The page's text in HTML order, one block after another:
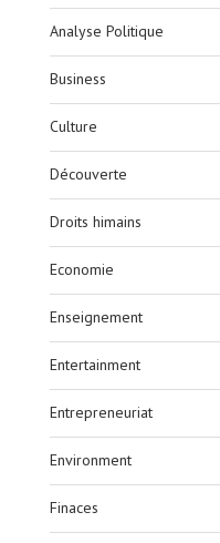
Analyse Politique
Business
Culture
Découverte
Droits himains
Economie
Enseignement
Entertainment
Entrepreneuriat
Environment
Finaces